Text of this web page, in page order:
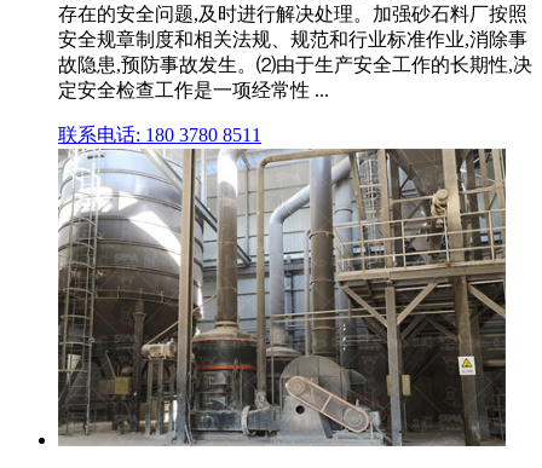
存在的安全问题,及时进行解决处理。加强砂石料厂按照
安全规章制度和相关法规、规范和行业标准作业,消除事
故隐患,预防事故发生。⑵由于生产安全工作的长期性,决
定安全检查工作是一项经常性 ...
联系电话: 180 3780 8511